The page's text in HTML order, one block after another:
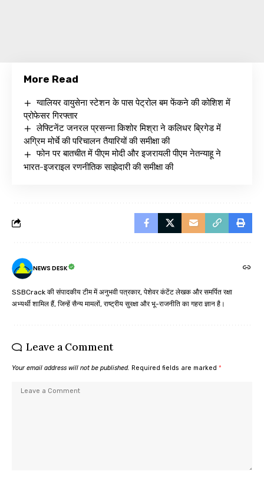
More Read
ग्वालियर वायुसेना स्टेशन के पास पेट्रोल बम फेंकने की कोशिश में
प्रोफेसर गिरफ्तार
लेफ्टिनेंट जनरल प्रसन्ना किशोर मिश्रा ने कलिधर ब्रिगेड में
अग्रिम मोर्चे की परिचालन तैयारियों की समीक्षा की
फोन पर बातचीत में पीएम मोदी और इजरायली पीएम नेतन्याहू ने
भारत-इजराइल रणनीतिक साझेदारी की समीक्षा की
NEWS DESK
SSBCrack की संपादकीय टीम में अनुभवी पत्रकार, पेशेवर कंटेंट लेखक और समर्पित रक्षा
अभ्यर्थी शामिल हैं, जिन्हें सैन्य मामलों, राष्ट्रीय सुरक्षा और भू-राजनीति का गहरा ज्ञान है।
Leave a Comment
Your email address will not be published. Required fields are marked *